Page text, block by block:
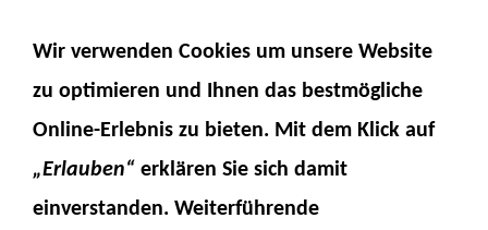
Wir verwenden Cookies um unsere Website
zu optimieren und Ihnen das bestmögliche
Online-Erlebnis zu bieten. Mit dem Klick auf
„Erlauben“ erklären Sie sich damit
einverstanden. Weiterführende